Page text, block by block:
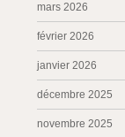
mars 2026
février 2026
janvier 2026
décembre 2025
novembre 2025